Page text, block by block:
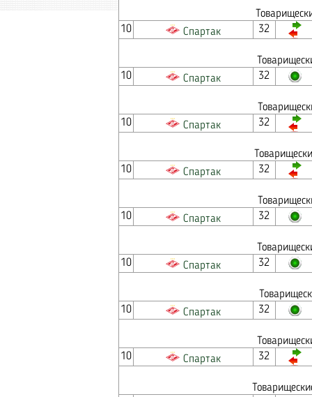
10
Спартак 32
10
Спартак 32
10
Спартак 32
10
Спартак 32
10
Спартак 32
10
Спартак 32
10
Спартак 32
10
Спартак 32